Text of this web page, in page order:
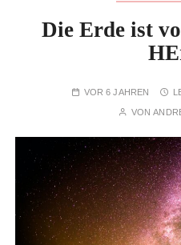
Die Erde ist
VOR 6 JAHREN
VON